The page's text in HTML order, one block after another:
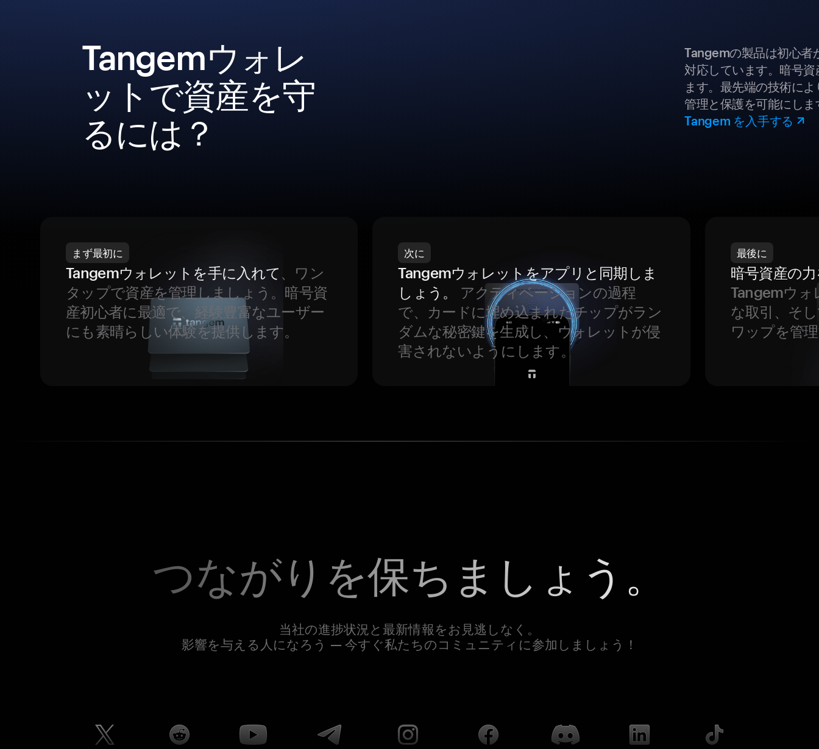
Tangemウォレ
ットで資産を守
るには？
Tangemの製品は初心者
対応しています。暗号
ます。最先端の技術に
管理と保護を可能にしま
Tangem を入手する
まず最初に
Tangemウォレットを手に入れて、ワン
タップで資産を管理しましょう。暗号資
産初心者に最適で、経験豊富なユーザー
にも素晴らしい体験を提供します。
次に
Tangemウォレットをアプリと同期しま
しょう。
アクティベーションの過程
で、カードに埋め込まれたチップがラン
ダムな秘密鍵を生成し、ウォレットが侵
害されないようにします。
最後に
暗号資産の
Tangemウォ
な取引、そ
ワップを管
つながりを保ちましょう。
当社の進捗状況と最新情報をお見逃しなく。
影響を与える人になろう — 今すぐ私たちのコミュニティに参加しましょう！